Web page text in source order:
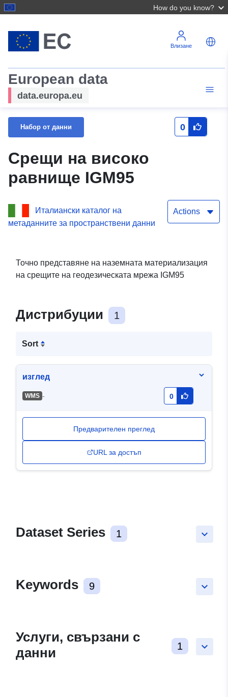
How do you know?
Влизане
European data
data.europa.eu
Набор от данни 0
Срещи на високо
равнище IGM95
Италиански каталог на
метаданните за пространствени данни
Actions
Точно представяне на наземната материализация
на срещите на геодезическата мрежа IGM95
Дистрибуции 1
Sort
изглед
WMS - 0
Предварителен преглед
URL за достъп
keyboard_arrow_down
Dataset Series 1
keyboard_arrow_down
Keywords 9
keyboard_arrow_down
Услуги, свързани с
данни
1